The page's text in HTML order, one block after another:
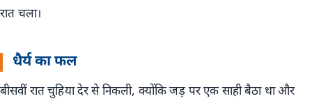
रात चला।
धैर्य का फल
बीसवीं रात चुहिया देर से निकली, क्योंकि जड़ पर एक साही बैठा था और